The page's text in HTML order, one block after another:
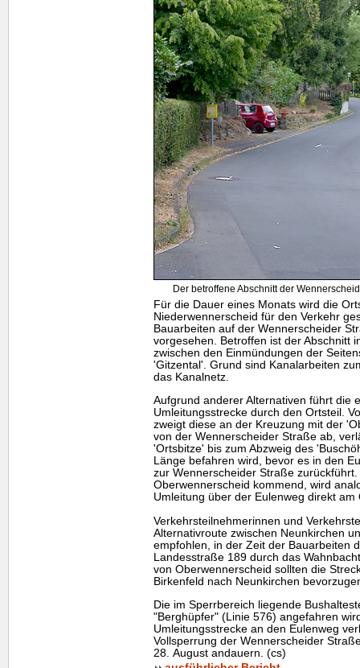
Der betroffene Abschnitt der
Für die Dauer eines Monats wird die
Niederwennerscheid für den Verkehr
Bauarbeiten auf der Wennerscheider
vorgesehen. Betroffen ist der Abschnitt
zwischen den Einmündungen der
'Gitzental'. Grund sind Kanalarbeiten
das Kanalnetz.
Aufgrund anderer Alternativen führt die
Umleitungsstrecke durch den Ortsteil.
zweigt diese an der Kreuzung mit der
von der Wennerscheider Straße ab,
'Ortsbitze' bis zum Abzweig des
Länge befahren wird, bevor es in den
zur Wennerscheider Straße
Oberwennerscheid kommend, wird
Umleitung über der Eulenweg direkt
Verkehrsteilnehmerinnen und
Alternativroute zwischen Neunkirchen
empfohlen, in der Zeit der Bauarbeiten
Landesstraße 189 durch das
von Oberwennerscheid sollten die
Birkenfeld nach Neunkirchen
Die im Sperrbereich liegende
"Berghüpfer" (Linie 576) angefahren
Umleitungsstrecke an den Eulenweg
Vollsperrung der Wennerscheider
28. August andauern. (cs)